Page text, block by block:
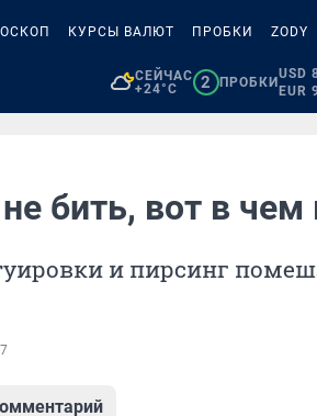
КУРСЫ ВАЛЮТ ПРОБКИ ZODY
СЕЙЧАС
+24°C
2 ПРОБКИ
USD
EUR
бить, вот в чем
и пирсинг